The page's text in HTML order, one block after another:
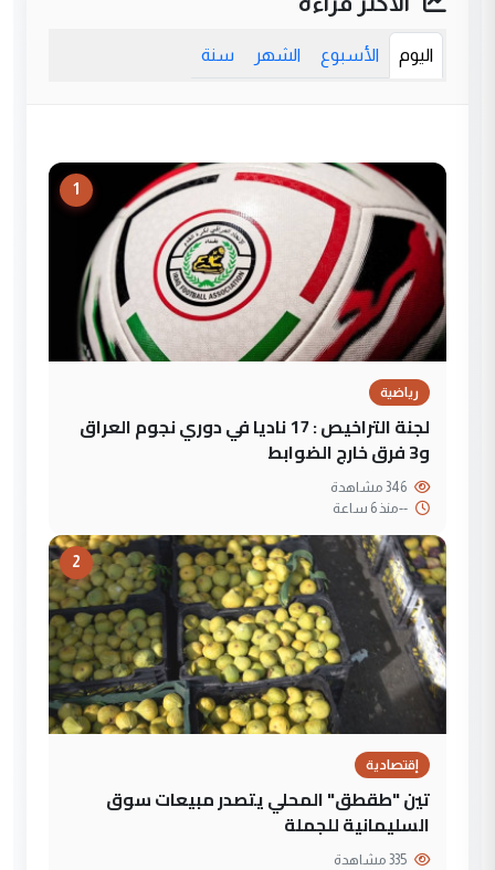
اليوم الأسبوع الشهر سنة
1
رياضية
لجنة التراخيص : 17 ناديا في دوري نجوم العراق
و3 فرق خارج الضوابط
--منذ 6 ساعة
2
إقتصادية
تين "طقطق" المحلي يتصدر مبيعات سوق
السليمانية للجملة